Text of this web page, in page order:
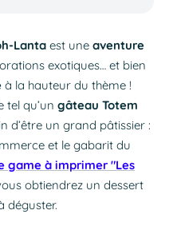
Lanta est une aventure
exotiques… et bien
à la hauteur du thème !
tel qu’un gâteau Totem
d’être un grand pâtissier :
et le gabarit du
game à imprimer "Les
obtiendrez un dessert
déguster.